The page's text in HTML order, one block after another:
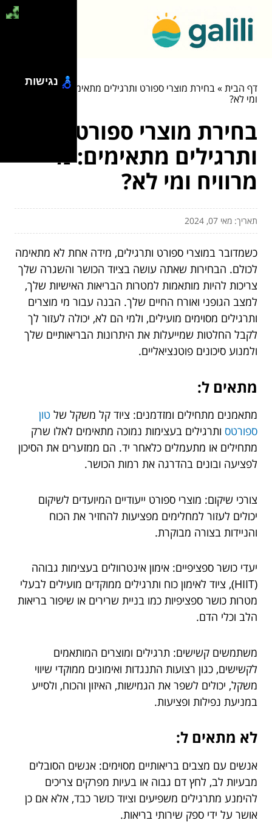
דף הבית»בחירת מוצרי ספורט ותרגילים מתאימים: מי מרוויח
ומי לא?
בחירת מוצרי ספורט
ותרגילים מתאימים: מי
מרוויח ומי לא?
תאריך: מאי 07, 2024
כשמדובר במוצרי ספורט ותרגילים, מידה אחת לא מתאימה
לכולם. הבחירות שאתה עושה בציוד הכושר והשגרה שלך
צריכות להיות מותאמות למטרות הבריאות האישיות שלך,
למצב הגופני ואורח החיים שלך. הבנה עבור מי מוצרים
ותרגילים מסוימים מועילים, ולמי הם לא, יכולה לעזור לך
לקבל החלטות שמייעלות את היתרונות הבריאותיים שלך
ולמנוע סיכונים פוטנציאליים.
מתאים ל:
מתאמנים מתחילים ומזדמנים: ציוד קל משקל של טון
ספורטס ותרגילים בעצימות נמוכה מתאימים לאלו שרק
מתחילים או מתעמלים כלאחר יד. הם ממזערים את הסיכון
לפציעה ובונים בהדרגה את רמות הכושר.
צורכי שיקום: מוצרי ספורט ייעודיים המיועדים לשיקום
יכולים לעזור למחלימים מפציעות להחזיר את הכוח
והניידות בצורה מבוקרת.
יעדי כושר ספציפיים: אימון אינטרוולים בעצימות גבוהה
(HIIT), ציוד לאימון כוח ותרגילים ממוקדים מועילים לבעלי
מטרות כושר ספציפיות כמו בניית שרירים או שיפור בריאות
הלב וכלי הדם.
משתמשים קשישים: תרגילים ומוצרים המותאמים
לקשישים, כגון רצועות התנגדות ואימונים ממוקדי שיווי
משקל, יכולים לשפר את הגמישות, האיזון והכוח, ולסייע
במניעת נפילות ופציעות.
לא מתאים ל:
אנשים עם מצבים בריאותיים מסוימים: אנשים הסובלים
מבעיות לב, לחץ דם גבוה או בעיות מפרקים צריכים
להימנע מתרגילים משפיעים וציוד כושר כבד, אלא אם כן
אושר על ידי ספק שירותי בריאות.
נגישות